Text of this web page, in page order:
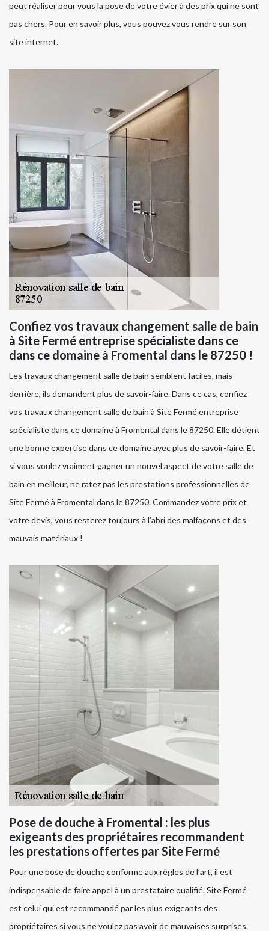
peut réaliser pour vous la pose de votre évier à des prix qui ne sont
pas chers. Pour en savoir plus, vous pouvez vous rendre sur son
site internet.
Confiez vos travaux changement salle de bain
à Site Fermé entreprise spécialiste dans ce
dans ce domaine à Fromental dans le 87250 !
Les travaux changement salle de bain semblent faciles, mais
derrière, ils demandent plus de savoir-faire. Dans ce cas, confiez
vos travaux changement salle de bain à Site Fermé entreprise
spécialiste dans ce domaine à Fromental dans le 87250. Elle détient
une bonne expertise dans ce domaine avec plus de savoir-faire. Et
si vous voulez vraiment gagner un nouvel aspect de votre salle de
bain en meilleur, ne ratez pas les prestations professionnelles de
Site Fermé à Fromental dans le 87250. Commandez votre prix et
votre devis, vous resterez toujours à l’abri des malfaçons et des
mauvais matériaux !
Pose de douche à Fromental : les plus
exigeants des propriétaires recommandent
les prestations offertes par Site Fermé
Pour une pose de douche conforme aux règles de l’art, il est
indispensable de faire appel à un prestataire qualifié. Site Fermé
est celui qui est recommandé par les plus exigeants des
propriétaires si vous ne voulez pas avoir de mauvaises surprises.